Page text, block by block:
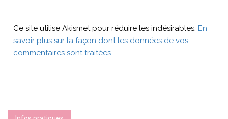
Ce site utilise Akismet pour réduire les indésirables. En
savoir plus sur la façon dont les données de vos
commentaires sont traitées.